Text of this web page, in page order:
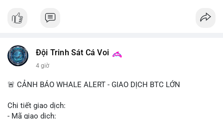
$btc $eth
📰 Nguồn: Cointelegraph
Đội Trinh Sát Cá Voi
4 giờ
🚨 CẢNH BÁO WHALE ALERT - GIAO DỊCH BTC LỚN
Chi tiết giao dịch:
- Mã giao dịch: